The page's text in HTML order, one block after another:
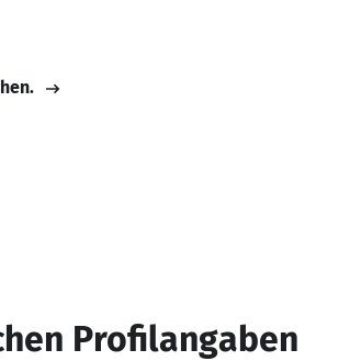
Profilangaben